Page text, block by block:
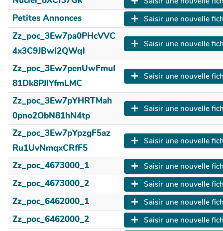
Petites Annonces Saisir une nouvelle
Zz_poc_3Ew7pa0PHcVVC
4x3C9JBwi2QWql
Saisir une nouvelle
Zz_poc_3Ew7penUwFmuI
81Dk8PJlYfmLMC
Saisir une nouvelle
Zz_poc_3Ew7pYHRTMah
0pno2ObN81hN4tp
Saisir une nouvelle
Zz_poc_3Ew7pYpzgF5az
Ru1UvNmqxCRfF5
Saisir une nouvelle
Zz_poc_4673000_1 Saisir une nouvelle
Zz_poc_4673000_2 Saisir une nouvelle
Zz_poc_6462000_1 Saisir une nouvelle
Zz_poc_6462000_2 Saisir une nouvelle